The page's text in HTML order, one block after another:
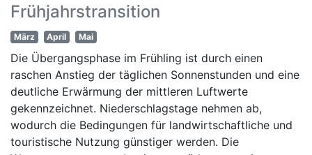
Frühjahrstransition
März April Mai
Die Übergangsphase im Frühling ist durch einen
raschen Anstieg der täglichen Sonnenstunden und eine
deutliche Erwärmung der mittleren Luftwerte
gekennzeichnet. Niederschlagstage nehmen ab,
wodurch die Bedingungen für landwirtschaftliche und
touristische Nutzung günstiger werden. Die